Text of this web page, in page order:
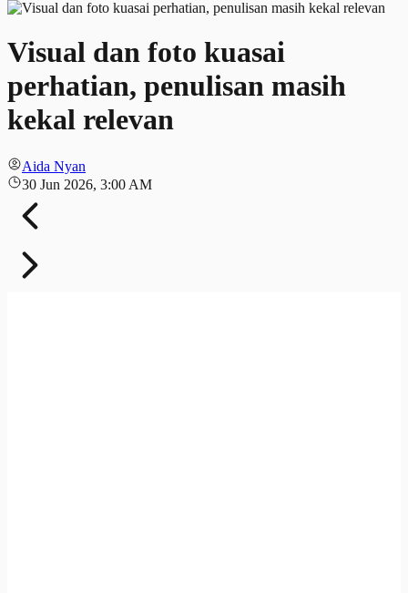
Visual dan foto kuasai
perhatian, penulisan masih
kekal relevan
Aida Nyan
30 Jun 2026, 3:00 AM